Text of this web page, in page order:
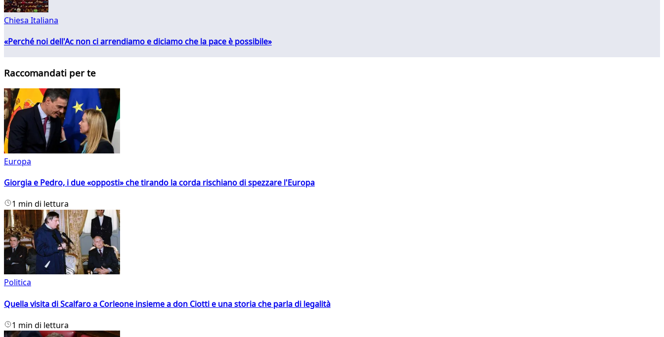
Chiesa Italiana
«Perché noi dell'Ac non ci arrendiamo e diciamo che la pace è possibile»
Raccomandati per te
Europa
Giorgia e Pedro, i due «opposti» che tirando la corda rischiano di spezzare l'Europa
1 min di lettura
Politica
Quella visita di Scalfaro a Corleone insieme a don Ciotti e una storia che parla di legalità
1 min di lettura